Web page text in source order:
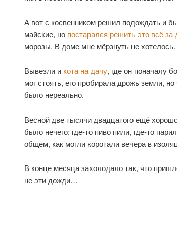
А вот с косвенником решил подождать и
майские, но постарался решить это всё за
морозы. В доме мне мёрзнуть не хотелось.
Вывезли и кота на дачу, где он поначалу
мог стоять, его пробирала дрожь земли,
было нереально.
Весной две тысячи двадцатого ещё
было нечего: где-то пиво пили, где-то
общем, как могли коротали вечера в
В конце месяца захолодало так, что
не эти дожди…